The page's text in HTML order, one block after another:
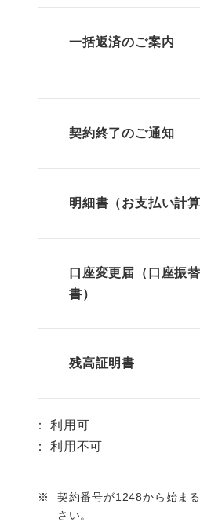
一括返済のご案内
契約終了のご通知
明細書（お支払い計算
口座変更届（口座振
書）
残高証明書
利用可
利用不可
※
契約番号が1248から始ま
さい。